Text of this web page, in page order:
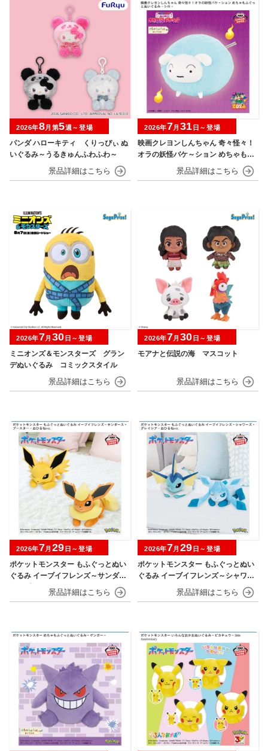
パンダ ハローキティ くりっぴぃ ぬ
いぐるみ～うるきゅんふわふわ～
2026年8月第5週～登場
映画クレヨンしんちゃん 奇々怪々！
オラの妖怪バケ～ション めちゃもふ
ぐっとぬいぐるみ シロ
2026年7月 31 日～登場
ミニオンズ＆モンスターズ グラン
デぬいぐるみ コミックスタイル
2026年7月 30 日～登場
モアナと伝説の海 マスコット
2026年7月 30 日～登場
ポケットモンスター もふぐっとぬい
ぐるみ イーブイフレンズ～サンダー
ス・ブースター～おひるねver.
2026年7月 29 日～登場
ポケットモンスター もふぐっとぬい
ぐるみ イーブイフレンズ～シャワー
ズ・グレイシア～おひるねver.
2026年7月 29 日～登場